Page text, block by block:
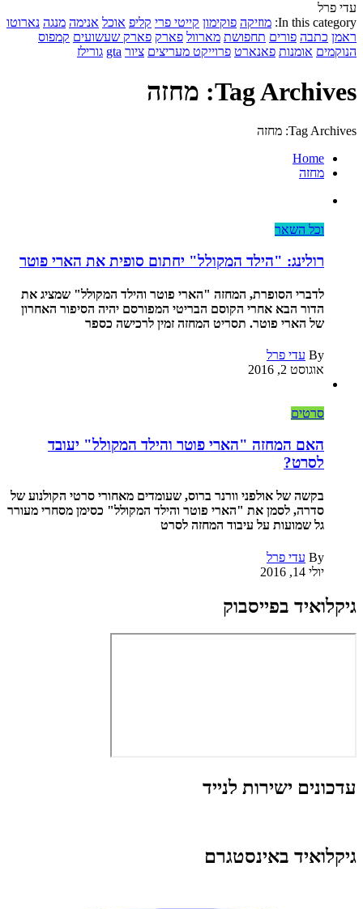
עדי פרל
In this category: מוזיקה פוקימון קייטי פרי קליפ אוכל אנימה מנגה נארוטו
ראמן כתבה פורים תחפושת מארוול פארק פארק שעשועים קמפוס
הנוקמים אומנות פאנארט פרוייקט מעריצים ציור gta גורילז
Tag Archives: מחזה
Tag Archives: מחזה
Home
מחזה
וכל השאר
רולינג: "הילד המקולל" יחתום סופית את הארי פוטר
לדברי הסופרת, המחזה "הארי פוטר והילד המקולל" שמציג את
הדור הבא אחרי הקוסם הבריטי המפורסם יהיה הסיפור האחרון
של הארי פוטר. תסריט המחזה זמין לרכישה כספר
By עדי פרל
אוגוסט 2, 2016
סרטים
האם המחזה "הארי פוטר והילד המקולל" יעובד
לסרט?
בקשה של אולפני וורנר ברוס, שעומדים מאחורי סרטי הקולנוע של
סדרה, לסמן את "הארי פוטר והילד המקולל" כסימן מסחרי מעורר
גל שמועות על עיבוד המחזה לסרט
By עדי פרל
יולי 14, 2016
גיקלואיד בפייסבוק
עדכונים ישירות לנייד
גיקלואיד באינסטגרם